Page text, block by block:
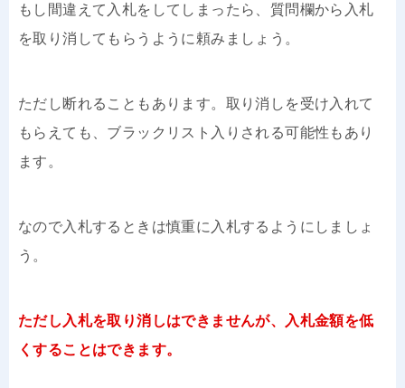
もし間違えて入札をしてしまったら、質問欄から入札
を取り消してもらうように頼みましょう。
ただし断れることもあります。取り消しを受け入れて
もらえても、ブラックリスト入りされる可能性もあり
ます。
なので入札するときは慎重に入札するようにしましょ
う。
ただし入札を取り消しはできませんが、入札金額を低
くすることはできます。